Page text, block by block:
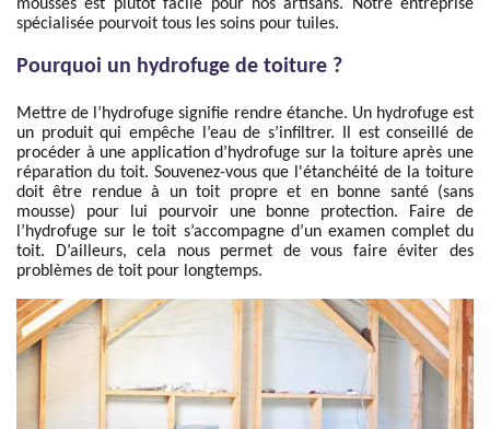
mousses est plutôt facile pour nos artisans. Notre entreprise
spécialisée pourvoit tous les soins pour tuiles.
Pourquoi un hydrofuge de toiture ?
Mettre de l’hydrofuge signifie rendre étanche. Un hydrofuge est
un produit qui empêche l’eau de s’infiltrer. Il est conseillé de
procéder à une application d’hydrofuge sur la toiture après une
réparation du toit. Souvenez-vous que l'étanchéité de la toiture
doit être rendue à un toit propre et en bonne santé (sans
mousse) pour lui pourvoir une bonne protection. Faire de
l’hydrofuge sur le toit s’accompagne d’un examen complet du
toit. D’ailleurs, cela nous permet de vous faire éviter des
problèmes de toit pour longtemps.